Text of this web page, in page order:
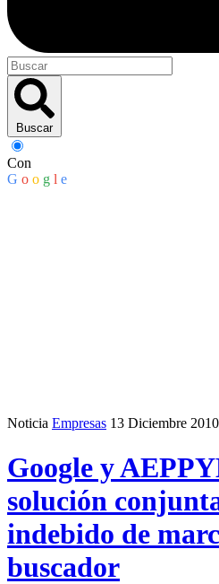
Buscar
Con
G o o g l e
Noticia Empresas 13 Diciembre 2010
Google y
solución
indebido de
buscador